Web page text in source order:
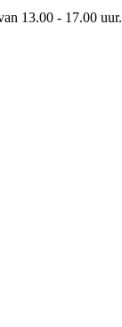
13.00 - 17.00 uur.